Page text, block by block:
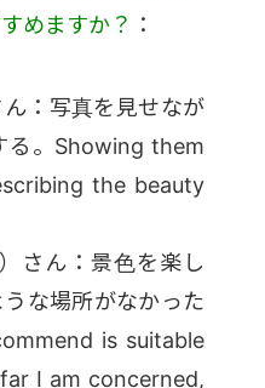
めますか？ ：
：写真を見せなが
る。Showing them
the beauty
さん：景色を楽し
な場所がなかった
is suitable
I am concerned,